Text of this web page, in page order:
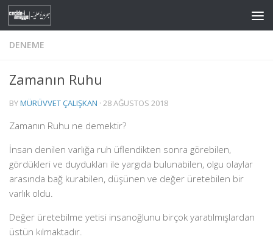
Skip to content
DENEME
Zamanın Ruhu
BYMÜRÜVVET ÇALIŞKAN · 28 AĞUSTOS 2018
Zamanın Ruhu ne demektir?
İnsan denilen varlığa ruh üflendikten sonra görebilen,
gördükleri ve duydukları ile yargıda bulunabilen, olgu olaylar
arasında bağ kurabilen, düşünen ve değer üretebilen bir
varlık oldu.
Değer üretebilme yetisi insanoğlunu birçok yaratılmışlardan
üstün kılmaktadır.